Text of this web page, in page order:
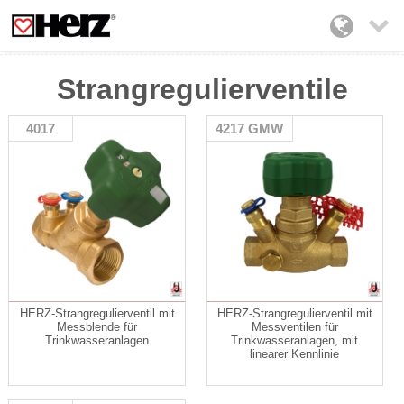

Strangregulierventile
4017
HERZ-Strangregulierventil mit
Messblende für
Trinkwasseranlagen
4217 GMW
HERZ-Strangregulierventil mit
Messventilen für
Trinkwasseranlagen, mit
linearer Kennlinie